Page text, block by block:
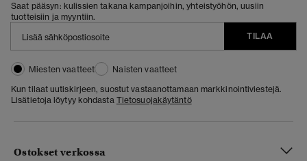
Saat pääsyn: kulissien takana kampanjoihin, yhteistyöhön, uusiin
tuotteisiin ja myyntiin.
TILAA
Miesten vaatteet
Naisten vaatteet
Kun tilaat uutiskirjeen, suostut vastaanottamaan markkinointiviestejä.
Lisätietoja löytyy kohdasta Tietosuojakäytäntö
Ostokset verkossa